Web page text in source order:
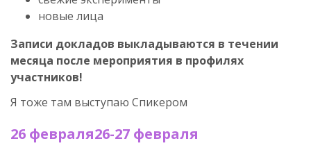
новые лица
Записи докладов выкладываются в течении
месяца после мероприятия в профилях
участников!
Я тоже там выступаю Спикером
26 февраля26-27 февраля